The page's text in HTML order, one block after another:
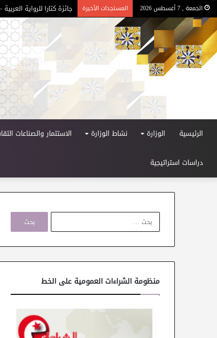
الجمعة , 7 أغسطس 2026 المستجدات الأخيرة جائزة كتارا للرواية العربية –
الرئيسية الوزارة نشاط الوزارة الاستثمار والصناعات
دراسات استراتيجية
ا
ح
ن
منظومة الشراءات العمومية على الخط